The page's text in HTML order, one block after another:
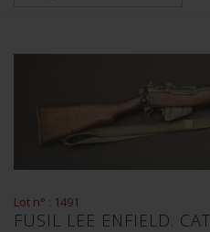
Lot n° : 1491
FUSIL LEE ENFIELD.